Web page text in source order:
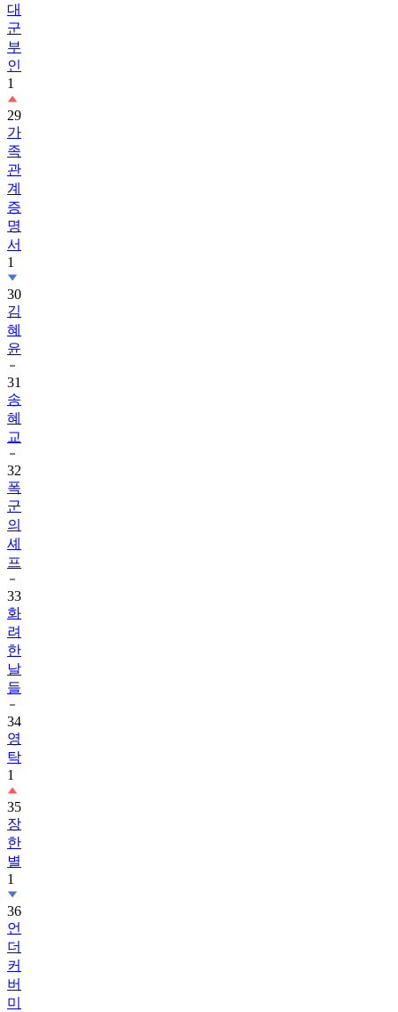
대
군
부
인
1
29
가
족
관
계
증
명
서
1
30
김
혜
윤
31
송
혜
교
32
폭
군
의
셰
프
33
화
려
한
날
들
34
영
탁
1
35
장
한
별
1
36
언
더
커
버
미